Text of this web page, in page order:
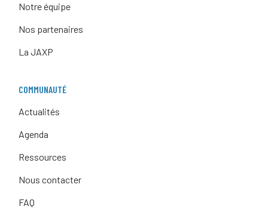
Notre équipe
Nos partenaires
La JAXP
COMMUNAUTÉ
Actualités
Agenda
Ressources
Nous contacter
FAQ